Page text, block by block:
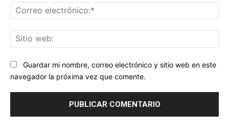
Guardar mi nombre, correo electrónico y sitio web en este
navegador la próxima vez que comente.